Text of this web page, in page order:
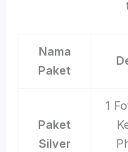
Nama
Paket
Paket
Silver
1